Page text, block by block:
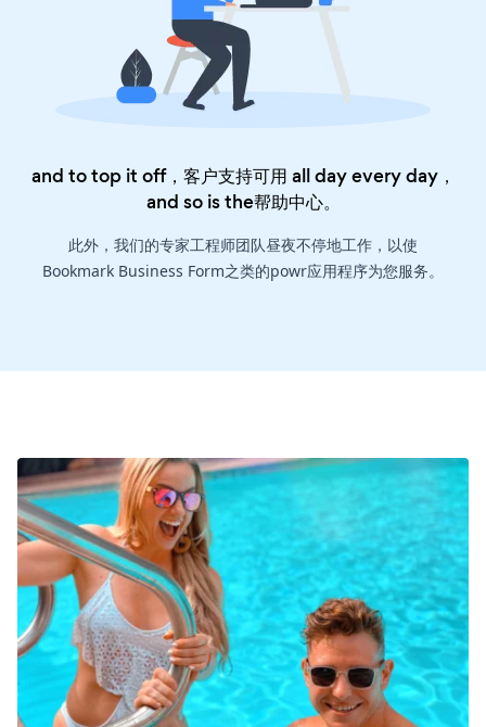
and to top it off，客户支持可用 all day every day，
and so is the帮助中心。
此外，我们的专家工程师团队昼夜不停地工作，以使
Bookmark Business Form之类的powr应用程序为您服务。